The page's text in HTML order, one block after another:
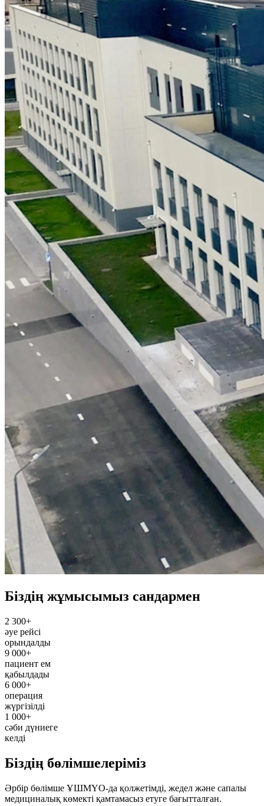
Біздің жұмысымыз сандармен
2 300+
әуе рейсі
орындалды
9 000+
пациент ем
қабылдады
6 000+
операция
жүргізілді
1 000+
сәби дүниеге
келді
Біздің бөлімшелеріміз
Әрбір бөлімше ҰШМҮО-да қолжетімді, жедел және сапалы
медициналық көмекті қамтамасыз етуге бағытталған.